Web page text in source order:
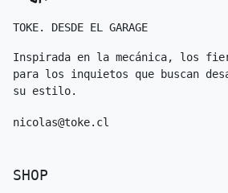
TOKE. DESDE EL GARAGE
Inspirada en la mecánica, los
para los inquietos que buscan
su estilo.
nicolas@toke.cl
SHOP